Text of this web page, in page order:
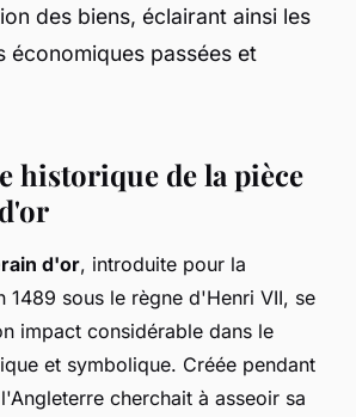
des biens, éclairant ainsi les
économiques passées et
historique de la pièce
d'or, introduite pour la
1489 sous le règne d'Henri VII, se
impact considérable dans le
et symbolique. Créée pendant
cherchait à asseoir sa